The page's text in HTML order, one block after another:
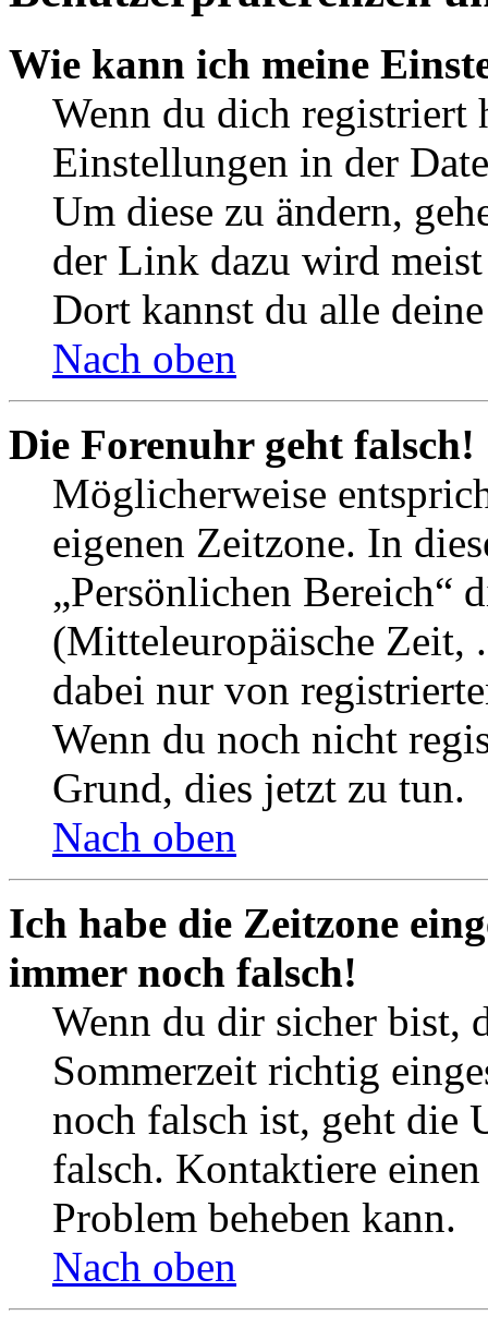
Wie kann ich meine
Wenn du dich registriert
Einstellungen in der
Um diese zu ändern,
der Link dazu wird
Dort kannst du alle
Nach oben
Die Forenuhr geht falsch!
Möglicherweise
eigenen Zeitzone. In
„Persönlichen Bereich“
(Mitteleuropäische Zeit,
dabei nur von
Wenn du noch nicht
Grund, dies jetzt zu tun.
Nach oben
Ich habe die Zeitzone
immer noch falsch!
Wenn du dir sicher bist,
Sommerzeit richtig
noch falsch ist, geht die
falsch. Kontaktiere
Problem beheben kann.
Nach oben